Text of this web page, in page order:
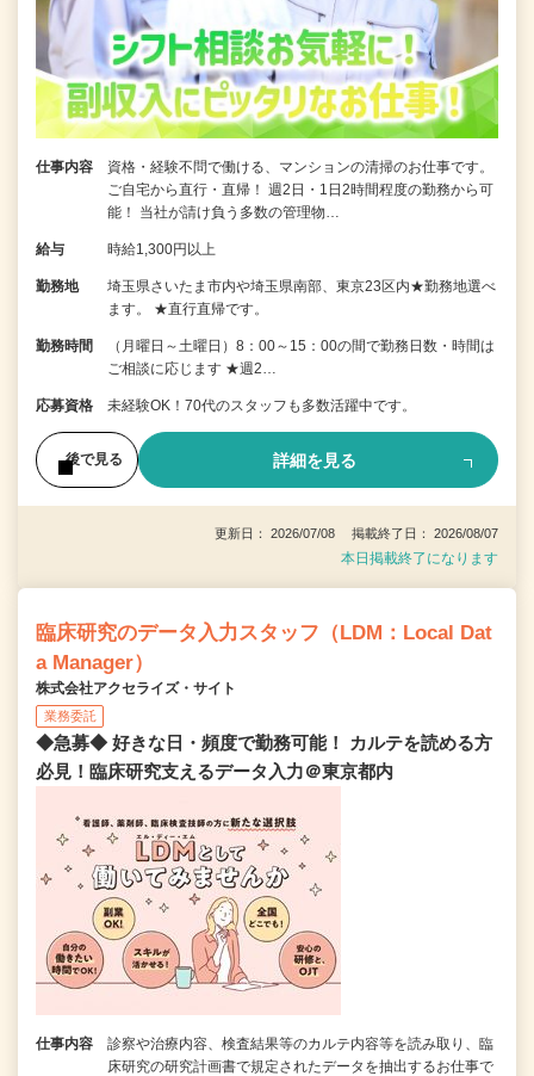
仕事内容
資格・経験不問で働ける、マンションの清掃のお仕事です。
ご自宅から直行・直帰！ 週2日・1日2時間程度の勤務から可
能！ 当社が請け負う多数の管理物…
給与 時給1,300円以上
勤務地
埼玉県さいたま市内や埼玉県南部、東京23区内★勤務地選べ
ます。 ★直行直帰です。
勤務時間
（月曜日～土曜日）8：00～15：00の間で勤務日数・時間は
ご相談に応じます ★週2…
応募資格 未経験OK！70代のスタッフも多数活躍中です。
後で見る 詳細を見る
更新日： 2026/07/08 掲載終了日： 2026/08/07
本日掲載終了になります
臨床研究のデータ入力スタッフ（LDM：Local Dat
a Manager）
株式会社アクセライズ・サイト
業務委託
◆急募◆ 好きな日・頻度で勤務可能！ カルテを読める方
必見！臨床研究支えるデータ入力＠東京都内
仕事内容
診察や治療内容、検査結果等のカルテ内容等を読み取り、臨
床研究の研究計画書で規定されたデータを抽出するお仕事で